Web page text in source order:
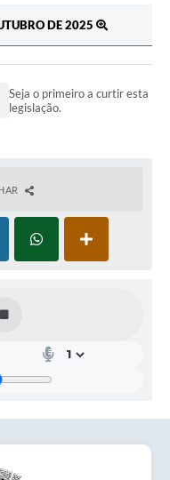
DE 2025
Seja o primeiro a curtir esta
legislação.